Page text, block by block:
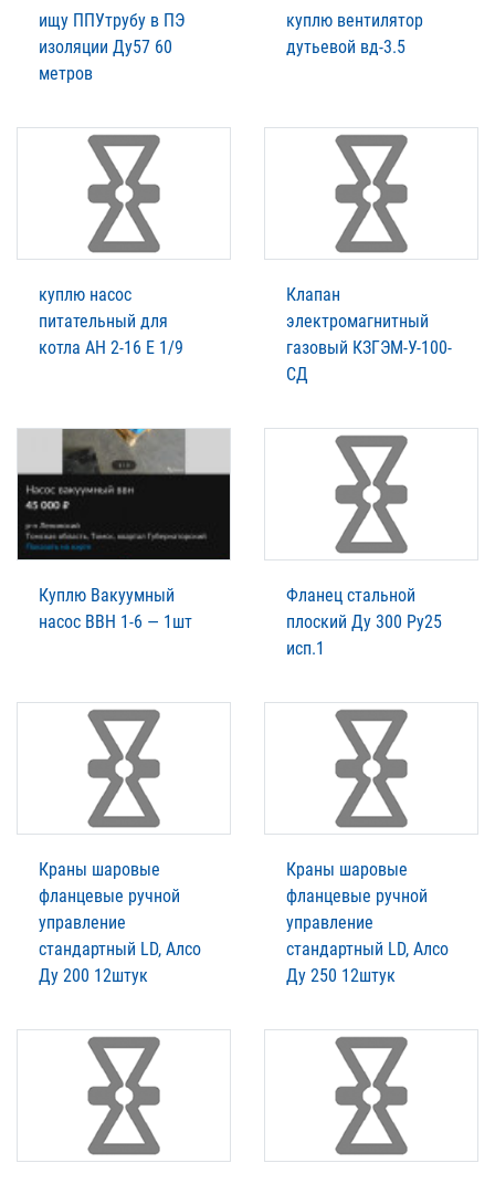
ищу ППУтрубу в ПЭ
изоляции Ду57 60
метров
куплю вентилятор
дутьевой вд-3.5
куплю насос
питательный для
котла АН 2-16 Е 1/9
Клапан
электромагнитный
газовый КЗГЭМ-У-100-
СД
Куплю Вакуумный
насос ВВН 1-6 — 1шт
Фланец стальной
плоский Ду 300 Ру25
исп.1
Краны шаровые
фланцевые ручной
управление
стандартный LD, Алсо
Ду 200 12штук
Краны шаровые
фланцевые ручной
управление
стандартный LD, Алсо
Ду 250 12штук